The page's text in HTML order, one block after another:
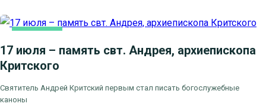
17 июля – память свт. Андрея, архиепископа
Критского
Святитель Андрей Критский первым стал писать богослужебные
каноны